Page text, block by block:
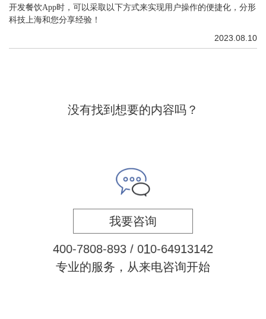
开发餐饮App时，可以采取以下方式来实现用户操作的便捷化，分形
科技上海和您分享经验！
2023.08.10
没有找到想要的内容吗？
我要咨询
400-7808-893 / 010-64913142
专业的服务，从来电咨询开始